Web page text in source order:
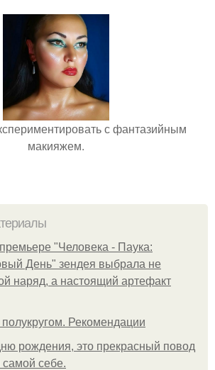
с фантазийным
макияжем.
"Человека - Паука:
День" зендея выбрала не
наряд, а настоящий артефакт
полукругом. Рекомендации
рождения, это прекрасный повод
себе.